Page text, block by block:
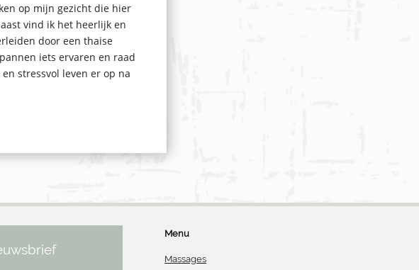
op mijn gezicht die hier
vind ik het heerlijk en
door een thaise
iets ervaren en raad
stressvol leven er op na
Menu
Massages